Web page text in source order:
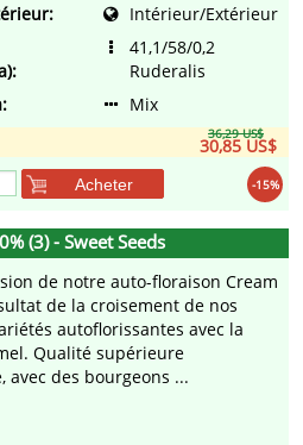
Intérieur/Extérieur
41,1/58/0,2
Ruderalis
Mix
36,29 US$
30,85 US$
-15%
Acheter
(3) - Sweet Seeds
de notre auto-floraison Cream
de la croisement de nos
autoflorissantes avec la
Qualité supérieure
avec des bourgeons ...